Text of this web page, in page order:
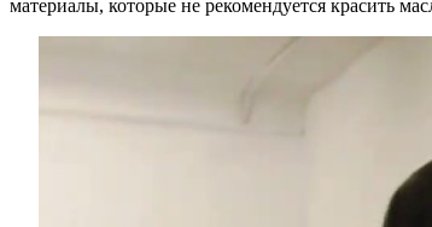
материалы, которые не рекомендуется красить